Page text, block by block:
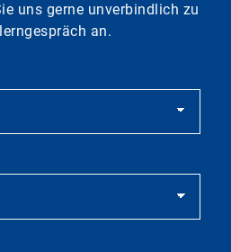
uns gerne unverbindlich zu
an.